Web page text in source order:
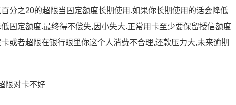
分之20的超限当固定额度长期使用.如果你长期使用的话会降低
固定额度.最终得不偿失,因小失大.正常用卡至少要保留授信额度
或者超限在银行眼里你这个人消费不合理,还款压力大,未来逾期
限对卡不好